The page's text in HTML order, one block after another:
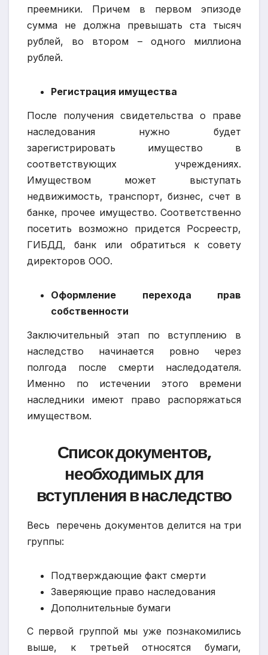
преемники. Причем в первом эпизоде
сумма не должна превышать ста тысяч
рублей, во втором – одного миллиона
рублей.
Регистрация имущества
После получения свидетельства о праве
наследования нужно будет
зарегистрировать имущество в
соответствующих учреждениях.
Имуществом может выступать
недвижимость, транспорт, бизнес, счет в
банке, прочее имущество. Соответственно
посетить возможно придется Росреестр,
ГИБДД, банк или обратиться к совету
директоров ООО.
Оформление перехода прав
собственности
Заключительный этап по вступлению в
наследство начинается ровно через
полгода после смерти наследодателя.
Именно по истечении этого времени
наследники имеют право распоряжаться
имуществом.
Список документов,
необходимых для
вступления в наследство
Весь перечень документов делится на три
группы:
Подтверждающие факт смерти
Заверяющие право наследования
Дополнительные бумаги
С первой группой мы уже познакомились
выше, к третьей относятся бумаги,